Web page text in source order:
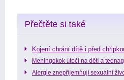
Přečtěte si také
Kojení chrání dítě i před
Meningokok útočí na děti a
Alergie znepříjemňují sexuální